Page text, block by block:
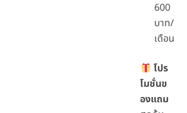
600
บาท/
เดือน
โปร
โมชั่นข
องแถม